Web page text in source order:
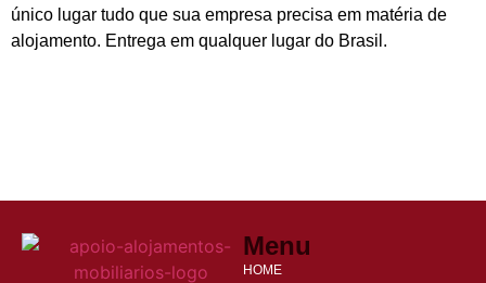
único lugar tudo que sua empresa precisa em matéria de
alojamento. Entrega em qualquer lugar do Brasil.
Menu
HOME